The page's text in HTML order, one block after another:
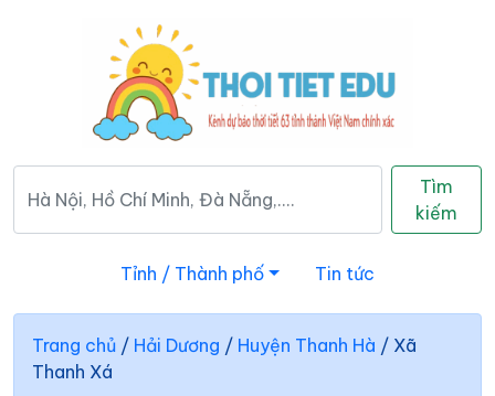
Tìm
kiếm
Tỉnh / Thành phố Tin tức
Trang chủ / Hải Dương / Huyện Thanh Hà / Xã
Thanh Xá